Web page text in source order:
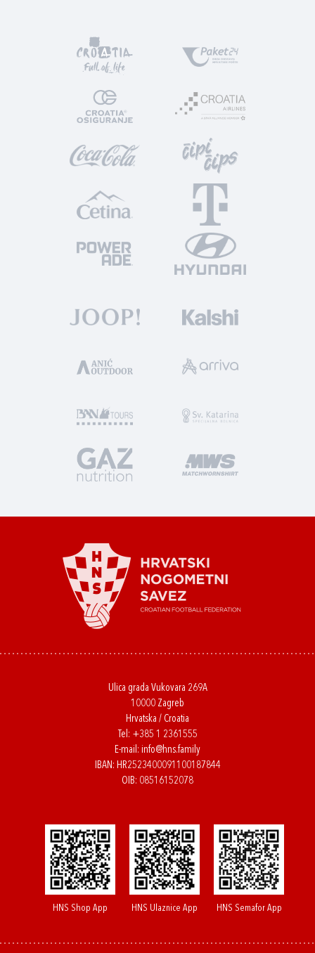
Ulica grada Vukovara 269A
10000 Zagreb
Hrvatska / Croatia
Tel: +385 1 2361555
E-mail: info@hns.family
IBAN: HR2523400091100187844
OIB: 08516152078
HNS Shop App HNS Ulaznice App HNS Semafor App